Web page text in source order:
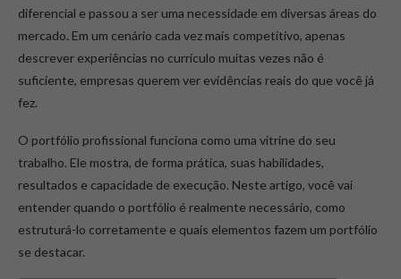
diferencial e passou a ser uma necessidade em diversas áreas do
mercado. Em um cenário cada vez mais competitivo, apenas
descrever experiências no currículo muitas vezes não é
suficiente, empresas querem ver evidências reais do que você já
fez.
O portfólio profissional funciona como uma vitrine do seu
trabalho. Ele mostra, de forma prática, suas habilidades,
resultados e capacidade de execução. Neste artigo, você vai
entender quando o portfólio é realmente necessário, como
estruturá-lo corretamente e quais elementos fazem um portfólio
se destacar.